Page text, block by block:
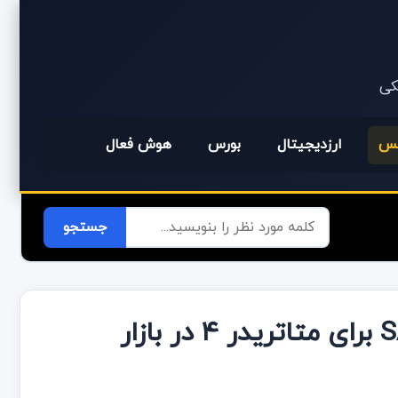
ارزدیجیتال بورس هوش فعال
دانلود رایگان اکسپرت SAR MACD EA برای متاتریدر ۴ در بازار